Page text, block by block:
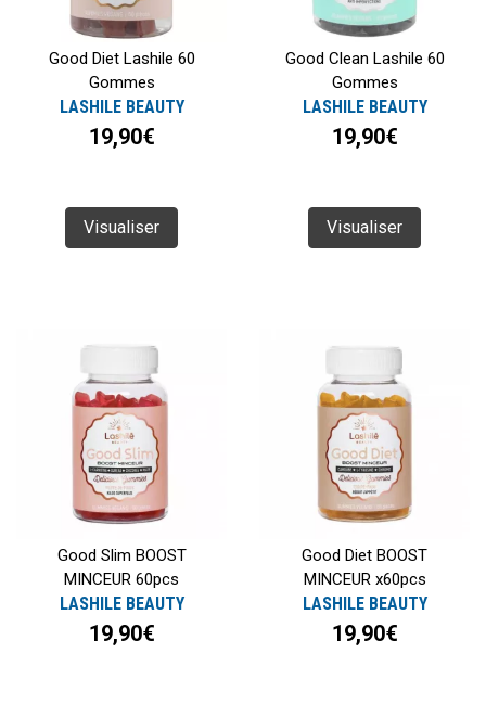
Good Diet Lashile 60
Gommes
LASHILE BEAUTY
19,90€
Visualiser
Good Clean Lashile 60
Gommes
LASHILE BEAUTY
19,90€
Visualiser
Good Slim BOOST
MINCEUR 60pcs
LASHILE BEAUTY
19,90€
Good Diet BOOST
MINCEUR x60pcs
LASHILE BEAUTY
19,90€